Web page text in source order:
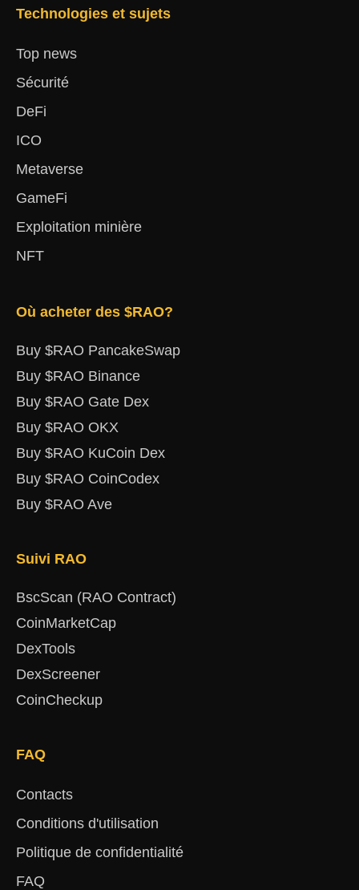
Technologies et sujets
Top news
Sécurité
DeFi
ICO
Metaverse
GameFi
Exploitation minière
NFT
Où acheter des $RAO?
Buy $RAO PancakeSwap
Buy $RAO Binance
Buy $RAO Gate Dex
Buy $RAO OKX
Buy $RAO KuCoin Dex
Buy $RAO CoinCodex
Buy $RAO Ave
Suivi RAO
BscScan (RAO Contract)
CoinMarketCap
DexTools
DexScreener
CoinCheckup
FAQ
Contacts
Conditions d'utilisation
Politique de confidentialité
FAQ